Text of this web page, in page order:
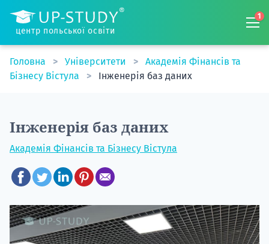
центр польської освіти
1
Головна Університети
Академія Фінансів та
Бізнесу Вістула
Інженерія баз даних
Інженерія баз даних
Академія Фінансів та Бізнесу Вістула